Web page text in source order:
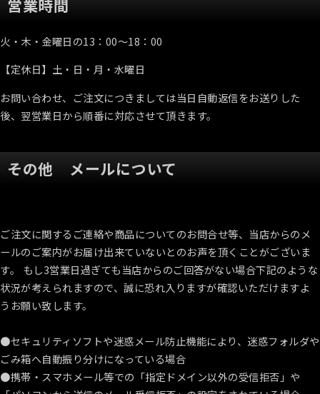
営業時間
火・木・金曜日の13：00～18：00
【定休日】土・日・月・水曜日
お問い合わせ、ご注文につきましては当日自動返信をお送りした
後、翌営業日から順番に対応させて頂きます。
その他 メールについて
ご注文に関するご連絡や商品についてのお問合せ等、当店からのメ
ールのご案内がお届け出来ていないとのお声を頂くことがございま
す。 もし3営業日過ぎても当店からのご回答がない場合下記のような
状況が考えられますので、誠に恐れ入りますが確認いただけますよ
うお願い致します。
●セキュリティソフトや迷惑メール防止機能により、迷惑フォルダや
ごみ箱へ自動振り分けになっている場合
●携帯・スマホメール等での「指定ドメイン以外の受信拒否」や